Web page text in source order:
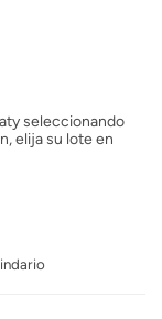
seleccionando
elija su lote en